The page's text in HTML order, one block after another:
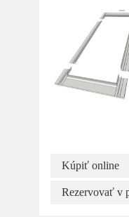
Kúpiť online
Rezervovať v